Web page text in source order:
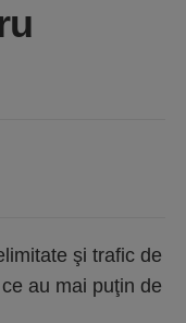
şi trafic de
au mai puţin de